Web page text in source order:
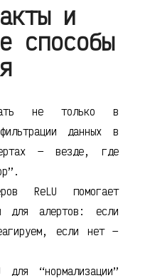
и
способы
не только в
данных в
— везде, где
ReLU помогает
для алертов: если
если нет —
для “нормализации”